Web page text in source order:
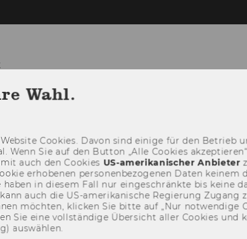
TEAM
Wahl.
Coo­kies. Davon sind ei­ni­ge für den Be­trieb
Wenn Sie auf den But­ton „Alle Coo­kies
auch den Coo­kies US-​amerikanischer An­bie­ter
er­ho­be­nen per­so­nen­be­zo­ge­nen Daten kei­nem
haben in die­sem Fall nur ein­ge­schränk­te bis keine
auch die US-​amerikanische Re­gie­rung Zu­gang
möch­ten, kli­cken Sie bitte auf „Nur not­wen­di­ge
Sie eine voll­stän­di­ge Über­sicht aller Coo­kies
aus­wäh­len.